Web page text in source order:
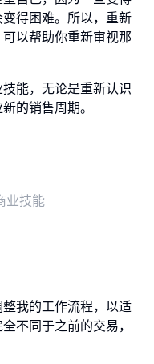
得困难。所以，重新
以帮助你重新审视那
能，无论是重新认识
的销售周期。
业技能
我的工作流程，以适
不同于之前的交易，